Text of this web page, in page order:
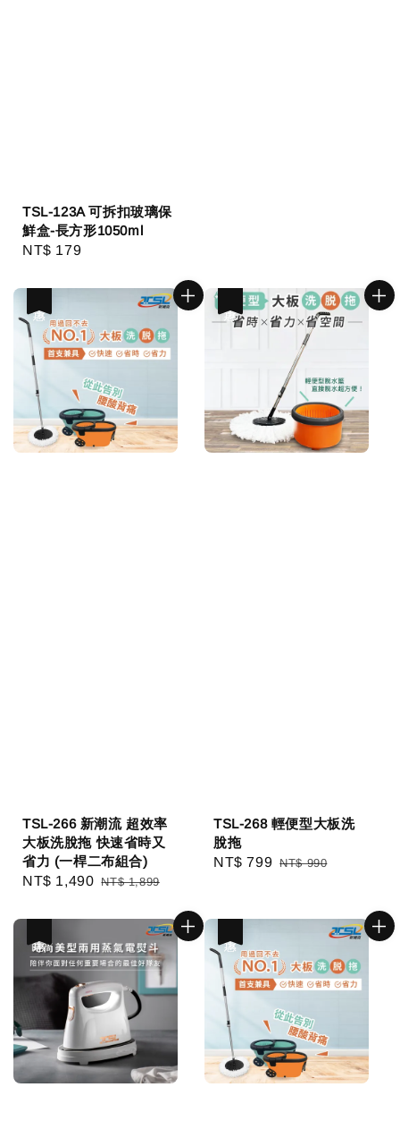
TSL-123A 可拆扣玻璃保
鮮盒-長方形1050ml
Regular
NT$ 179
TSL-266 新潮流 超效率
大板洗脫拖 快速省時又
省力 (一桿二布組合)
Sale
NT$ 1,490 Regular
NT$ 1,899
TSL-268 輕便型大板洗
脫拖
Sale
NT$ 799 Regular
NT$ 990